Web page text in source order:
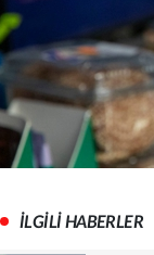
İLGİLİ HABERLER